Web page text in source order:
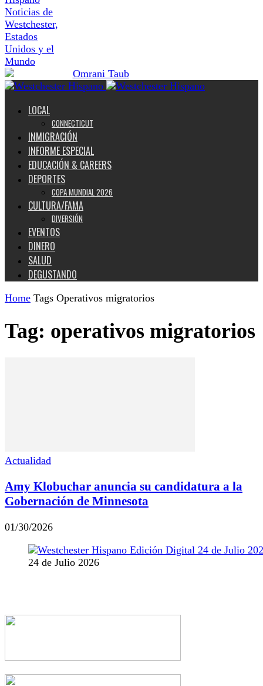
Noticias de
Westchester,
Estados
Unidos y el
Mundo
LOCAL
CONNECTICUT
INMIGRACIÓN
INFORME ESPECIAL
EDUCACIÓN & CAREERS
DEPORTES
COPA MUNDIAL 2026
CULTURA/FAMA
DIVERSIÓN
EVENTOS
DINERO
SALUD
DEGUSTANDO
Home Tags Operativos migratorios
Tag: operativos migratorios
Actualidad
Amy Klobuchar anuncia su candidatura a la
Gobernación de Minnesota
01/30/2026
24 de Julio 2026